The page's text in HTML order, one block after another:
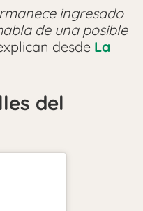
ingresado
de una posible
desde La
del